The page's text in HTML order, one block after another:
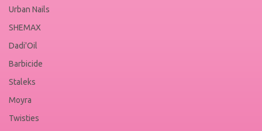
Urban Nails
SHEMAX
Dadi'Oil
Barbicide
Staleks
Moyra
Twisties